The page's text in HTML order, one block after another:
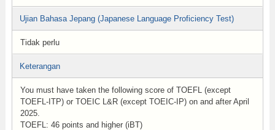
Ujian Bahasa Jepang (Japanese Language Proficiency Test)
Tidak perlu
Keterangan
You must have taken the following score of TOEFL (except
TOEFL-ITP) or TOEIC L&R (except TOEIC-IP) on and after April
2025.
TOEFL: 46 points and higher (iBT)